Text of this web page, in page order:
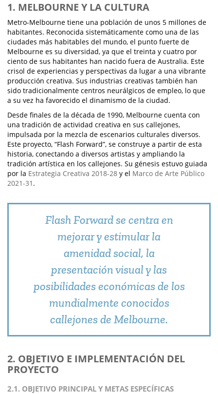
1. MELBOURNE Y LA CULTURA
Metro-Melbourne tiene una población de unos 5 millones de
habitantes. Reconocida sistemáticamente como una de las
ciudades más habitables del mundo, el punto fuerte de
Melbourne es su diversidad, ya que el treinta y cuatro por
ciento de sus habitantes han nacido fuera de Australia. Este
crisol de experiencias y perspectivas da lugar a una vibrante
producción creativa. Sus industrias creativas también han
sido tradicionalmente centros neurálgicos de empleo, lo que
a su vez ha favorecido el dinamismo de la ciudad.
Desde finales de la década de 1990, Melbourne cuenta con
una tradición de actividad creativa en sus callejones,
impulsada por la mezcla de escenarios culturales diversos.
Este proyecto, “Flash Forward”, se construye a partir de esta
historia, conectando a diversos artistas y ampliando la
tradición artística en los callejones. Su génesis estuvo guiada
por la Estrategia Creativa 2018-28 y el Marco de Arte Público
2021-31 .
Flash Forward se centra en
mejorar y estimular la
amenidad social, la
presentación visual y las
posibilidades económicas de los
mundialmente conocidos
callejones de Melbourne.
2. OBJETIVO E IMPLEMENTACIÓN DEL
PROYECTO
2.1. OBJETIVO PRINCIPAL Y METAS ESPECÍFICAS